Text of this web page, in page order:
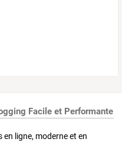
Facile et Performante
ligne, moderne et en